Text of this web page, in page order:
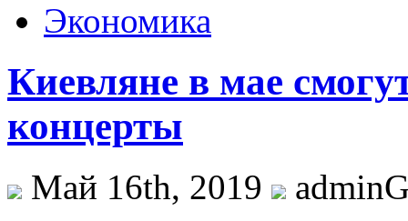
Экономика
Киевляне в мае
концерты
Май 16th, 2019